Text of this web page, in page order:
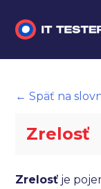
Performance
Interview
← Späť na
Zrelosť
Zrelosť je